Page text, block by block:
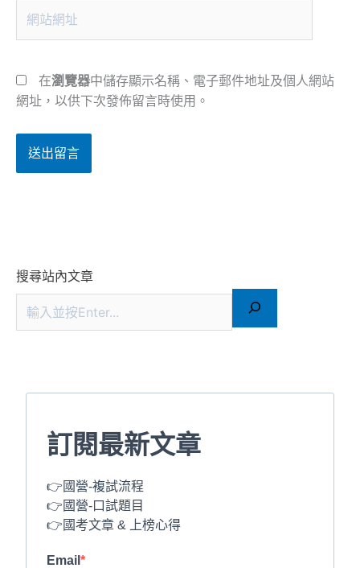
地
址
站
在瀏覽器中儲存顯示名稱、電子郵件地址及個人網站
網址，以供下次發佈留言時使用。
搜尋站內文章
訂閱最新文章
👉國營-複試流程
👉國營-口試題目
👉國考文章 & 上榜心得
Email